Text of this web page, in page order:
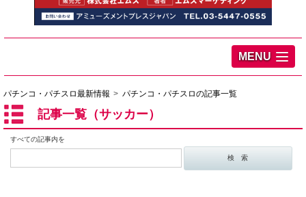
MENU
パチンコ・パチスロ最新情報 パチンコ・パチスロの記事一覧
記事一覧（サッカー）
すべての記事内を